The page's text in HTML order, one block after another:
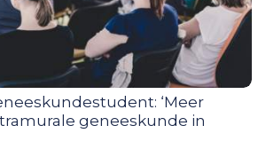
‘Meer
geneeskunde in